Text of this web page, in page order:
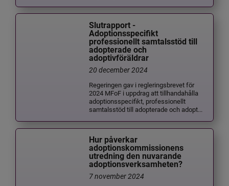
Slutrapport -
Adoptionsspecifikt
professionellt samtalsstöd till
adopterade och
adoptivföräldrar
20 december 2024
Regeringen gav i regleringsbrevet för
2024 MFoF i uppdrag att tillhandahålla
adoptionsspecifikt, professionellt
samtalsstöd till adopterade och adopt...
Hur påverkar
adoptionskommissionens
utredning den nuvarande
adoptionsverksamheten?
7 november 2024